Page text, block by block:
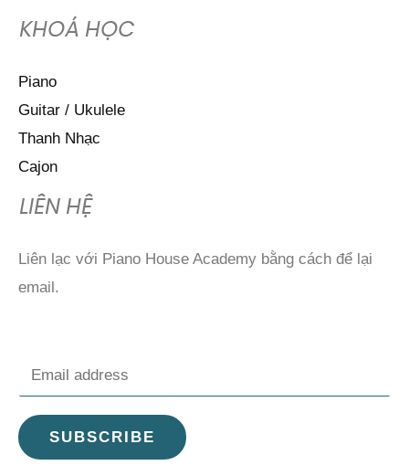
KHOÁ HỌC
Piano
Guitar / Ukulele
Thanh Nhạc
Cajon
LIÊN HỆ
Liên lạc với Piano House Academy bằng cách để lại
email.
m
a
i
SUBSCRIBE